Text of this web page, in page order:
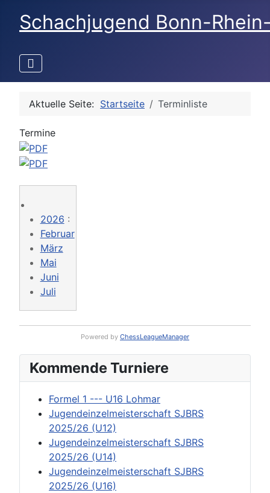
Schachjugend Bonn-
Aktuelle Seite: Startseite Terminliste
Termine
2026 :
Februar
März
Mai
Juni
Juli
Powered by ChessLeagueManager
Kommende Turniere
Formel 1 --- U16 Lohmar
Jugendeinzelmeisterschaft SJBRS
2025/26 (U12)
Jugendeinzelmeisterschaft SJBRS
2025/26 (U14)
Jugendeinzelmeisterschaft SJBRS
2025/26 (U16)